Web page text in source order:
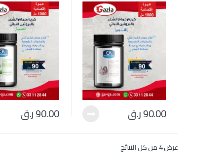
90.00ر.ق 90.00ر.ق
عرض ⁦4⁩ من كل النتائج